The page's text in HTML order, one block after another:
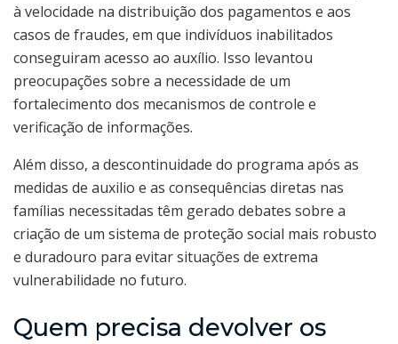
à velocidade na distribuição dos pagamentos e aos
casos de fraudes, em que indivíduos inabilitados
conseguiram acesso ao auxílio. Isso levantou
preocupações sobre a necessidade de um
fortalecimento dos mecanismos de controle e
verificação de informações.
Além disso, a descontinuidade do programa após as
medidas de auxilio e as consequências diretas nas
famílias necessitadas têm gerado debates sobre a
criação de um sistema de proteção social mais robusto
e duradouro para evitar situações de extrema
vulnerabilidade no futuro.
Quem precisa devolver os